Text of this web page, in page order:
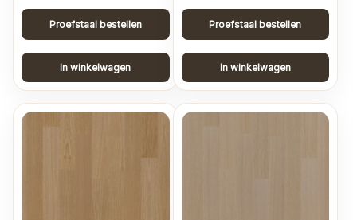
Proefstaal bestellen
In winkelwagen
Proefstaal bestellen
In winkelwagen